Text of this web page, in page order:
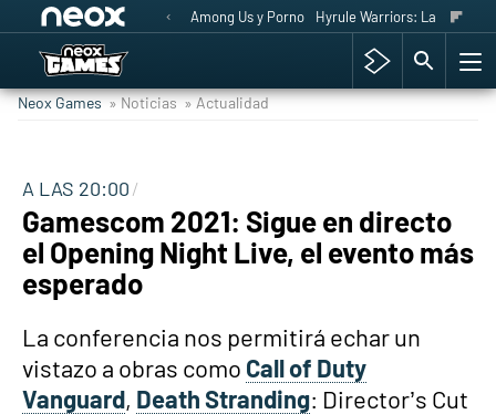
Among Us y Porno Hyrule Warriors: La Era del
Neox Games » Noticias » Actualidad
A LAS 20:00
Gamescom 2021: Sigue en directo
el Opening Night Live, el evento más
esperado
La conferencia nos permitirá echar un
vistazo a obras como Call of Duty
Vanguard, Death Stranding: Director’s Cut